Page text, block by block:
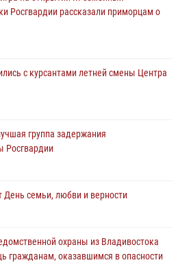
участие в молебне,
на открытии III семейных
Росгвардии рассказали приморцам о
с курсантами летней смены Центра
группа задержания
Росгвардии
семьи, любви и верности
охраны из Владивостока
гражданам, оказавшимся в опасности